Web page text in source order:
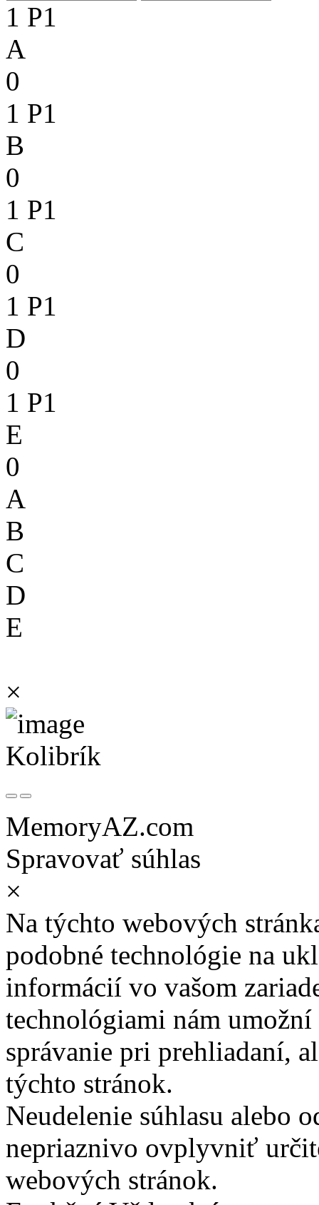
1 P1
A
0
1 P1
B
0
1 P1
C
0
1 P1
D
0
1 P1
E
0
A
B
C
D
E
×
Kolibrík
MemoryAZ.com
Spravovať súhlas
×
Na týchto webových
podobné technológie na
informácií vo vašom
technológiami nám
správanie pri prehliadaní,
týchto stránok.
Neudelenie súhlasu alebo
nepriaznivo ovplyvniť
webových stránok.